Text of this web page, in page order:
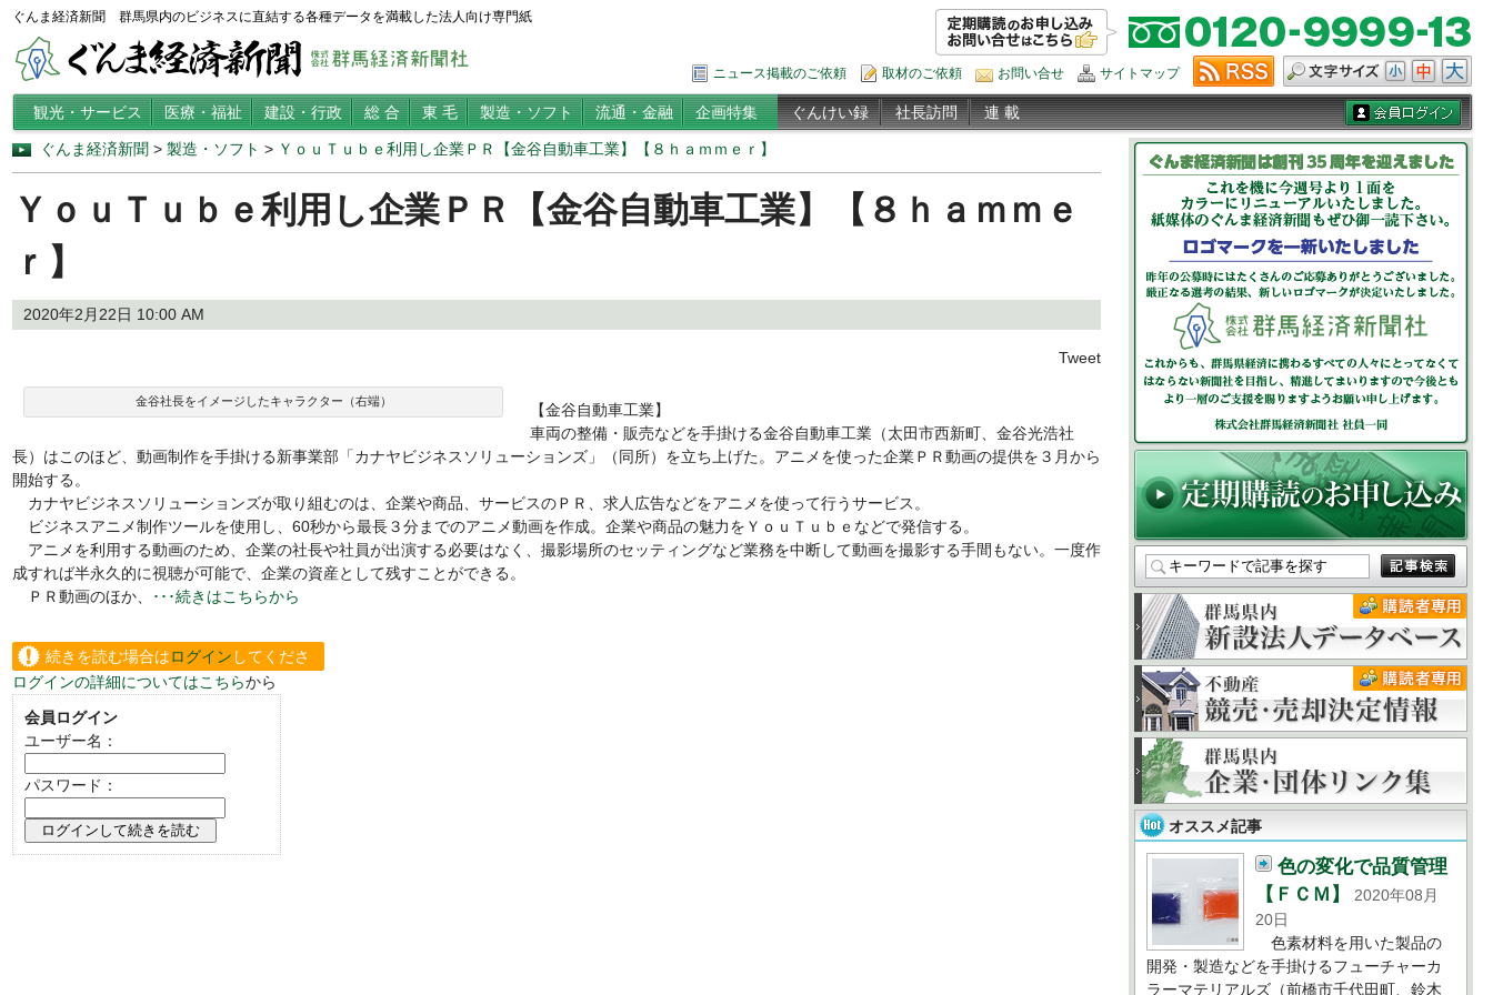
ぐんま経済新聞 群馬県内のビジネスに直結する各種データを満載した法人向け専門紙
ニュース掲載のご依頼 取材のご依頼 お問い合せ サイトマップ
観光・サービス 医療・福祉 建設・行政 総 合 東 毛 製造・ソフト 流通・金融 企画特集 ぐんけい録 社長訪問 連 載
ぐんま経済新聞 > 製造・ソフト > ＹｏｕＴｕｂｅ利用し企業ＰＲ【金谷自動車工業】【８ｈａｍｍｅｒ】
ＹｏｕＴｕｂｅ利用し企業ＰＲ【金谷自動車工業】【８ｈａｍｍｅ
ｒ】
2020年2月22日 10:00 AM
Tweet
金谷社長をイメージしたキャラクター（右端）
【金谷自動車工業】
車両の整備・販売などを手掛ける金谷自動車工業（太田市西新町、金谷光浩社
長）はこのほど、動画制作を手掛ける新事業部「カナヤビジネスソリューションズ」（同所）を立ち上げた。アニメを使った企業ＰＲ動画の提供を３月から
開始する。
カナヤビジネスソリューションズが取り組むのは、企業や商品、サービスのＰＲ、求人広告などをアニメを使って行うサービス。
ビジネスアニメ制作ツールを使用し、60秒から最長３分までのアニメ動画を作成。企業や商品の魅力をＹｏｕＴｕｂｅなどで発信する。
アニメを利用する動画のため、企業の社長や社員が出演する必要はなく、撮影場所のセッティングなど業務を中断して動画を撮影する手間もない。一度作
成すれば半永久的に視聴が可能で、企業の資産として残すことができる。
ＰＲ動画のほか、
･･･続きはこちらから
続きを読む場合はログイン してくださ
い。
ログインの詳細についてはこちらから
会員ログイン
ユーザー名：
パスワード：
オススメ記事
色の変化で品質管理
【ＦＣＭ】
2020年08月
20日
色素材料を用いた製品の
開発・製造などを手掛けるフューチャーカ
ラーマテリアルズ（前橋市千代田町、鈴木